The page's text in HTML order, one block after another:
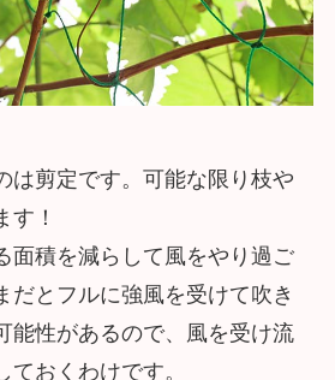
は剪定です。可能な限り枝や
す！
面積を減らして風をやり過ご
だとフルに強風を受けて吹き
能性があるので、風を受け流
おくわけです。